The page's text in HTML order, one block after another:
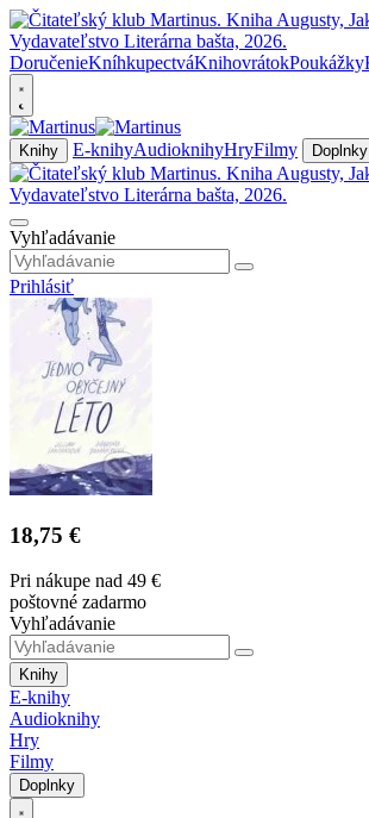
DoručenieKníhkupectváKnihovrátokPoukážky
Knihy E-knihyAudioknihyHryFilmy Doplnky
Vyhľadávanie
Prihlásiť
18,75 €
Pri nákupe nad 49 €
poštovné zadarmo
Vyhľadávanie
Knihy
E-knihy
Audioknihy
Hry
Filmy
Doplnky